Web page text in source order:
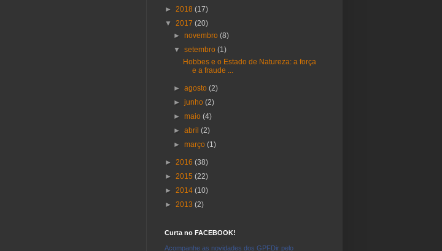
► 2018 (17)
▼ 2017 (20)
►novembro(8)
▼setembro(1)
Hobbes e o Estado de Natureza: a força
e a fraude ...
►agosto(2)
►junho(2)
►maio(4)
►abril(2)
►março(1)
► 2016 (38)
► 2015 (22)
► 2014 (10)
► 2013 (2)
Curta no FACEBOOK!
Acompanhe as novidades dos GPFDir pelo